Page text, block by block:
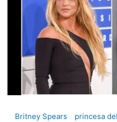
Britney Spears princesa